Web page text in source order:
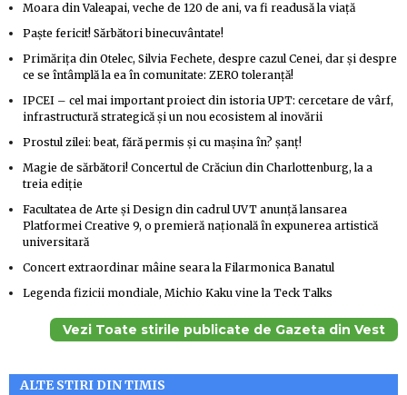
Moara din Valeapai, veche de 120 de ani, va fi readusă la viață
Paște fericit! Sărbători binecuvântate!
Primărița din Otelec, Silvia Fechete, despre cazul Cenei, dar și despre
ce se întâmplă la ea în comunitate: ZERO toleranță!
IPCEI – cel mai important proiect din istoria UPT: cercetare de vârf,
infrastructură strategică și un nou ecosistem al inovării
Prostul zilei: beat, fără permis și cu mașina în? șanț!
Magie de sărbători! Concertul de Crăciun din Charlottenburg, la a
treia ediție
Facultatea de Arte și Design din cadrul UVT anunță lansarea
Platformei Creative 9, o premieră națională în expunerea artistică
universitară
Concert extraordinar mâine seara la Filarmonica Banatul
Legenda fizicii mondiale, Michio Kaku vine la Teck Talks
Vezi Toate stirile publicate de Gazeta din Vest
ALTE STIRI DIN TIMIS